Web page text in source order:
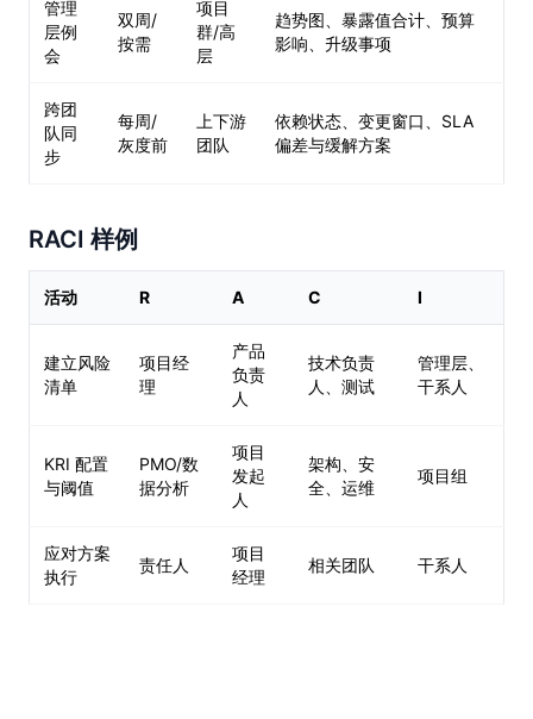
管理
层例
会
双周/
按需
项目
群/高
层
趋势图、暴露值合计、预算
影响、升级事项
跨团
队同
步
每周/
灰度前
上下游
团队
依赖状态、变更窗口、SLA
偏差与缓解方案
RACI 样例
活动 R A C I
建立风险
清单
项目经
理
产品
负责
人
技术负责
人、测试
管理层、
干系人
KRI 配置
与阈值
PMO/数
据分析
项目
发起
人
架构、安
全、运维
项目组
应对方案
执行
责任人
项目
经理
相关团队 干系人